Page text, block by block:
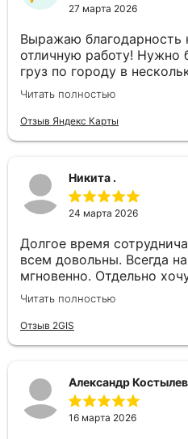
27 марта 2026
Выражаю благодарность
отличную работу! Нужно
груз по городу в
доставить в другой
подобрали отдельный
оперативно. Спасибо за
Читать полностью
Отзыв Яндекс Карты
Никита .
24 марта 2026
Долгое время
всем довольны. Всегда
мгновенно. Отдельно
постановку авто и
перевозок. Надёжный
Читать полностью
Отзыв 2GIS
Александр Костылев
16 марта 2026